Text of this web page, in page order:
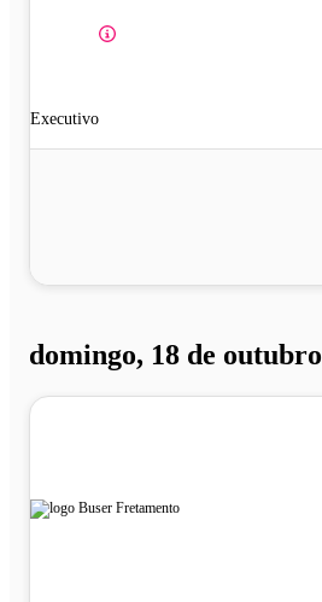
Executivo
domingo, 18 de outubro